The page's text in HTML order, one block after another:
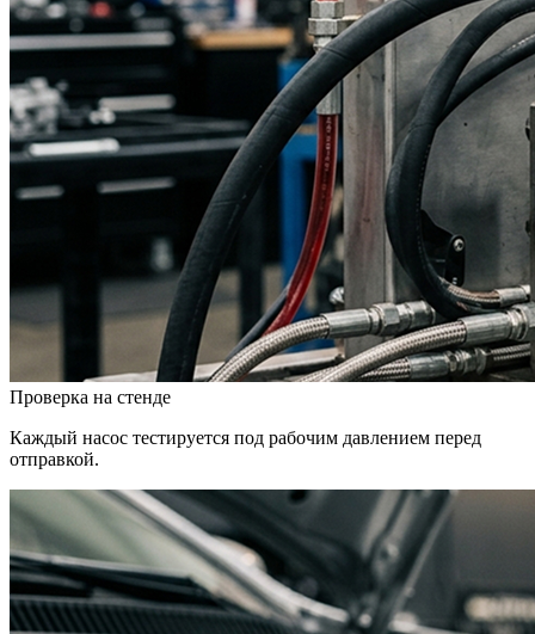
Проверка на стенде
Каждый насос тестируется под рабочим давлением перед
отправкой.